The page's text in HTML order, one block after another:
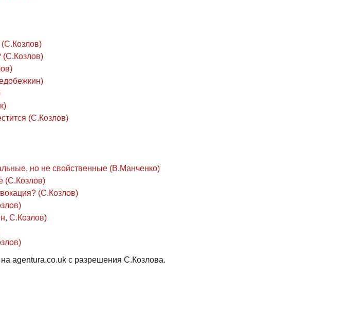
(С.Козлов)
(С.Козлов)
но не свойственные (В.Манченко)
(С.Козлов)
(С.Козлов)
С.Козлов)
agentura.co.uk с разрешения С.Козлова.